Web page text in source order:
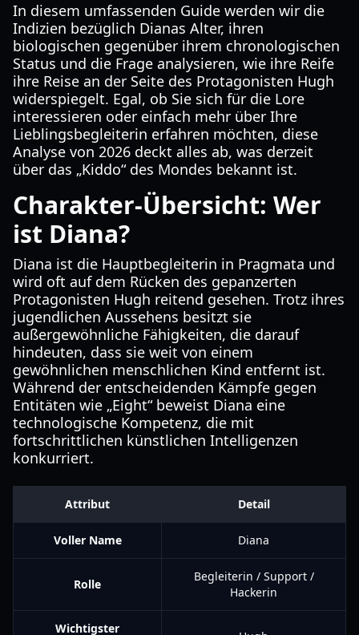
In diesem umfassenden Guide werden wir die
Indizien bezüglich Dianas Alter, ihren
biologischen gegenüber ihrem chronologischen
Status und die Frage analysieren, wie ihre Reife
ihre Reise an der Seite des Protagonisten Hugh
widerspiegelt. Egal, ob Sie sich für die Lore
interessieren oder einfach mehr über Ihre
Lieblingsbegleiterin erfahren möchten, diese
Analyse von 2026 deckt alles ab, was derzeit
über das „Kiddo“ des Mondes bekannt ist.
Charakter-Übersicht: Wer
ist Diana?
Diana ist die Hauptbegleiterin in Pragmata und
wird oft auf dem Rücken des gepanzerten
Protagonisten Hugh reitend gesehen. Trotz ihres
jugendlichen Aussehens besitzt sie
außergewöhnliche Fähigkeiten, die darauf
hindeuten, dass sie weit von einem
gewöhnlichen menschlichen Kind entfernt ist.
Während der entscheidenden Kämpfe gegen
Entitäten wie „Eight“ beweist Diana eine
technologische Kompetenz, die mit
fortschrittlichen künstlichen Intelligenzen
konkurriert.
Attribut Detail
Voller Name Diana
Rolle
Begleiterin / Support /
Hackerin
Wichtigster